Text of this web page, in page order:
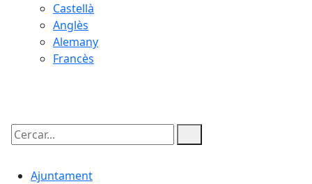
Castellà
Anglès
Alemany
Francès
Cercar:
Ajuntament